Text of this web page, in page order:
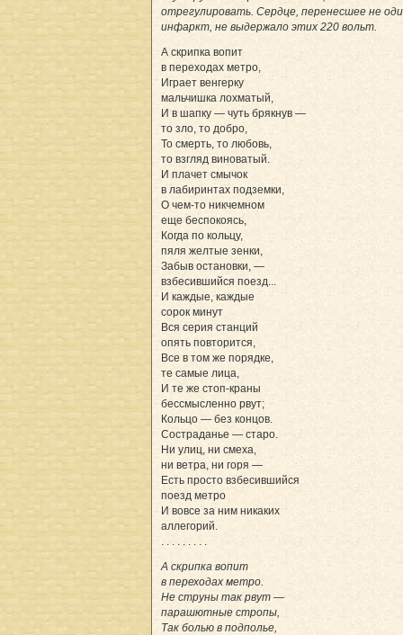
отрегулировать. Сердце, перенесшее не
инфаркт, не выдержало этих 220 вольт.
А скрипка вопит
в переходах метро,
Играет венгерку
мальчишка лохматый,
И в шапку — чуть брякнув —
то зло, то добро,
То смерть, то любовь,
то взгляд виноватый.
И плачет смычок
в лабиринтах подземки,
О чем-то никчемном
еще беспокоясь,
Когда по кольцу,
пяля желтые зенки,
Забыв остановки, —
взбесившийся поезд...
И каждые, каждые
сорок минут
Вся серия станций
опять повторится,
Все в том же порядке,
те самые лица,
И те же стоп-краны
бессмысленно рвут;
Кольцо — без концов.
Состраданье — старо.
Ни улиц, ни смеха,
ни ветра, ни горя —
Есть просто взбесившийся
поезд метро
И вовсе за ним никаких
аллегорий.
А скрипка вопит
в переходах метро.
Не струны так рвут —
парашютные стропы,
Так болью в подполье,